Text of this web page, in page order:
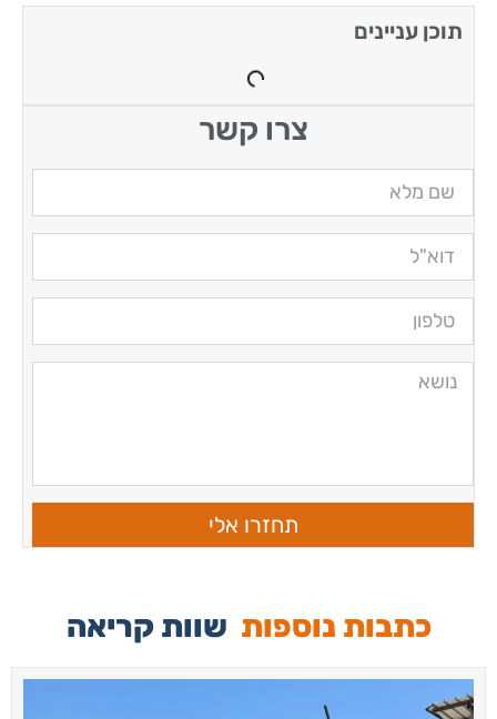
תוכן עניינים
צרו קשר
תחזרו אלי
כתבות נוספות שוות קריאה